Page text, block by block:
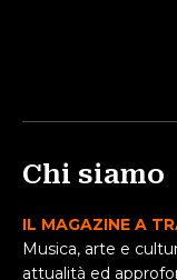
Chi siamo
IL MAGAZINE A
Musica, arte e
attualità ed